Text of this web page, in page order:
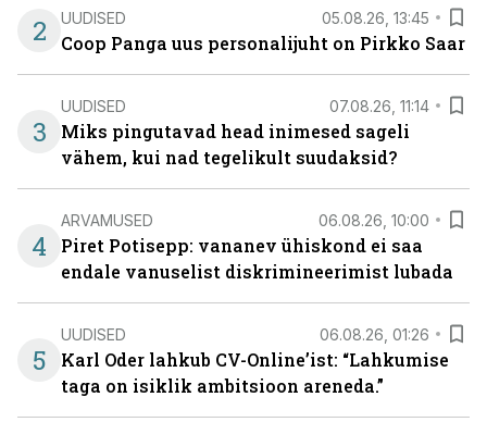
2 UUDISED 05.08.26, 13:45
Coop Panga uus personalijuht on Pirkko Saar
3
UUDISED 07.08.26, 11:14
Miks pingutavad head inimesed sageli
vähem, kui nad tegelikult suudaksid?
4
ARVAMUSED 06.08.26, 10:00
Piret Potisepp: vananev ühiskond ei saa
endale vanuselist diskrimineerimist lubada
5
UUDISED 06.08.26, 01:26
Karl Oder lahkub CV-Online’ist: “Lahkumise
taga on isiklik ambitsioon areneda.”